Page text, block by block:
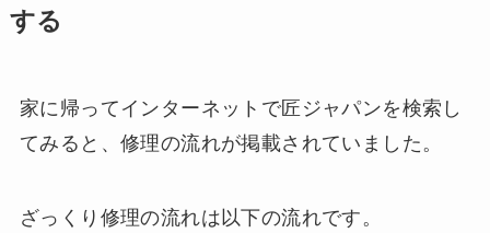
する
家に帰ってインターネットで匠ジャパンを検索し
てみると、修理の流れが掲載されていました。
ざっくり修理の流れは以下の流れです。